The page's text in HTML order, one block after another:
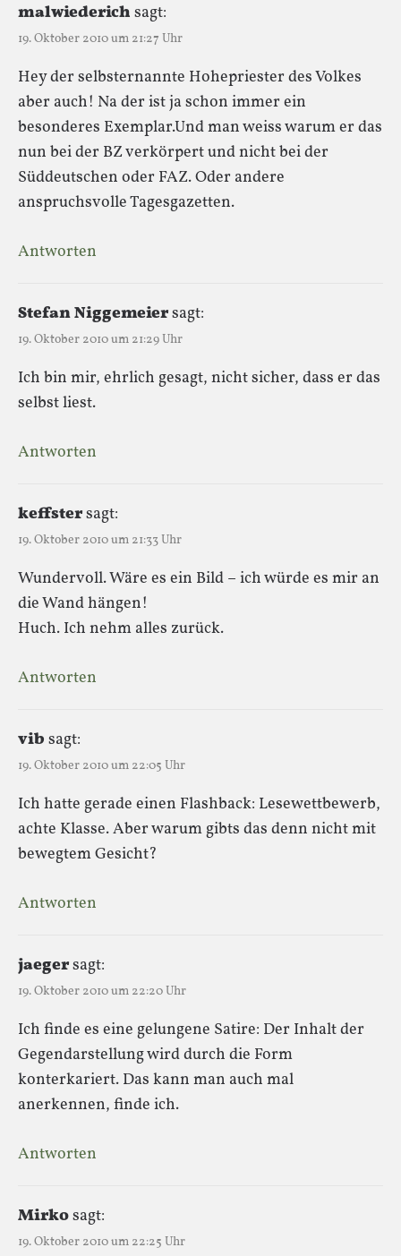
malwiederich sagt:
19. Oktober 2010 um 21:27 Uhr
Hey der selbsternannte Hohepriester des Volkes
aber auch! Na der ist ja schon immer ein
besonderes Exemplar.Und man weiss warum er das
nun bei der BZ verkörpert und nicht bei der
Süddeutschen oder FAZ. Oder andere
anspruchsvolle Tagesgazetten.
Antworten
Stefan Niggemeiersagt:
19. Oktober 2010 um 21:29 Uhr
Ich bin mir, ehrlich gesagt, nicht sicher, dass er das
selbst liest.
Antworten
keffstersagt:
19. Oktober 2010 um 21:33 Uhr
Wundervoll. Wäre es ein Bild – ich würde es mir an
die Wand hängen!
Huch. Ich nehm alles zurück.
Antworten
vib sagt:
19. Oktober 2010 um 22:05 Uhr
Ich hatte gerade einen Flashback: Lesewettbewerb,
achte Klasse. Aber warum gibts das denn nicht mit
bewegtem Gesicht?
Antworten
jaegersagt:
19. Oktober 2010 um 22:20 Uhr
Ich finde es eine gelungene Satire: Der Inhalt der
Gegendarstellung wird durch die Form
konterkariert. Das kann man auch mal
anerkennen, finde ich.
Antworten
Mirkosagt:
19. Oktober 2010 um 22:25 Uhr